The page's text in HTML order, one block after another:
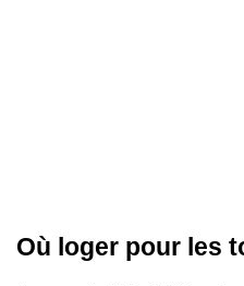
Où loger pour les